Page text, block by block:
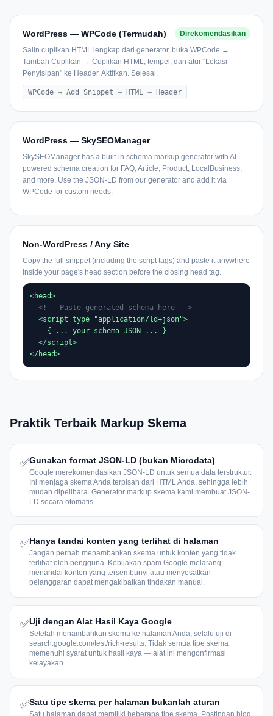
WordPress — WPCode (Termudah)
Direkomendasikan
Salin cuplikan HTML lengkap dari generator, buka WPCode →
Tambah Cuplikan → Cuplikan HTML, tempel, dan atur "Lokasi
Penyisipan" ke Header. Aktifkan. Selesai.
WPCode → Add Snippet → HTML → Header
WordPress — SkySEOManager
SkySEOManager has a built-in schema markup generator with AI-
powered schema creation for FAQ, Article, Product, LocalBusiness,
and more. Use the JSON-LD from our generator and add it via
WPCode for custom needs.
Non-WordPress / Any Site
Copy the full snippet (including the script tags) and paste it anywhere
inside your page's head section before the closing head tag.
<head>
<!-- Paste generated schema here -->
  <script type="application/ld+json">
    { ... your schema JSON ... }
  </script>
</head>
Praktik Terbaik Markup Skema
✅Gunakan format JSON-LD (bukan Microdata)
Google merekomendasikan JSON-LD untuk semua data terstruktur.
Ini menjaga skema Anda terpisah dari HTML Anda, sehingga lebih
mudah dipelihara. Generator markup skema kami membuat JSON-
LD secara otomatis.
✅Hanya tandai konten yang terlihat di halaman
Jangan pernah menambahkan skema untuk konten yang tidak
terlihat oleh pengguna. Kebijakan spam Google melarang
menandai konten yang tersembunyi atau menyesatkan —
pelanggaran dapat mengakibatkan tindakan manual.
✅Uji dengan Alat Hasil Kaya Google
Setelah menambahkan skema ke halaman Anda, selalu uji di
search.google.com/test/rich-results. Tidak semua tipe skema
memenuhi syarat untuk hasil kaya — alat ini mengonfirmasi
kelayakan.
✅Satu tipe skema per halaman bukanlah aturan
Satu halaman dapat memiliki beberapa tipe skema. Postingan blog